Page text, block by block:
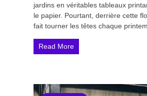
jardins en véritables tableaux
le papier. Pourtant, derrière cette
fait tourner les têtes chaque
Read More